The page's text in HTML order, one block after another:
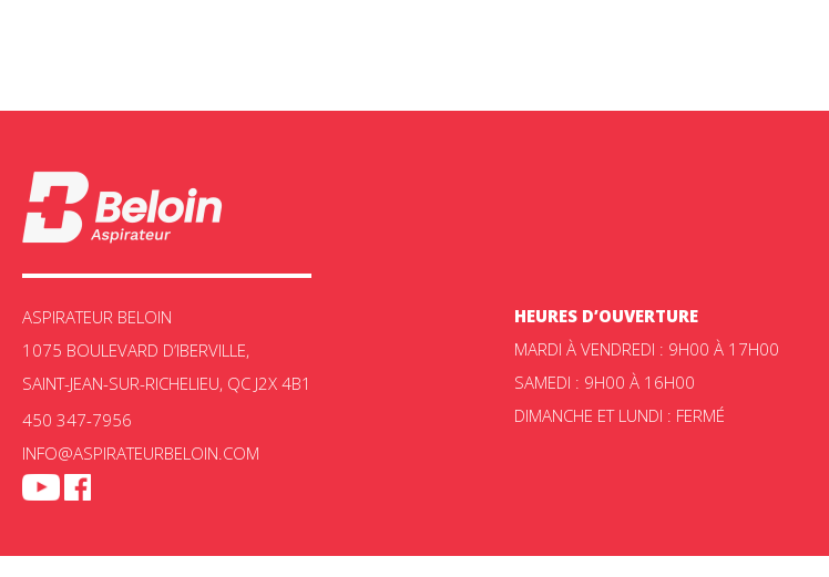
ASPIRATEUR BELOIN
1075 BOULEVARD D’IBERVILLE,
SAINT-JEAN-SUR-RICHELIEU, QC J2X 4B1
450 347-7956
INFO@ASPIRATEURBELOIN.COM
HEURES D’OUVERTURE
MARDI À VENDREDI : 9H00 À 17H00
SAMEDI : 9H00 À 16H00
DIMANCHE ET LUNDI : FERMÉ